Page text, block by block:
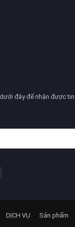
đây để nhận được
DỊCH VỤ Sản phẩm